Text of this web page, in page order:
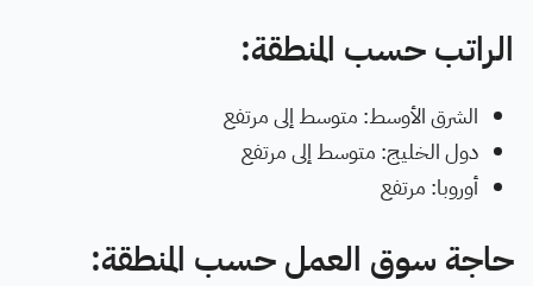
الراتب حسب المنطقة:
الشرق الأوسط: متوسط إلى مرتفع
دول الخليج: متوسط إلى مرتفع
أوروبا: مرتفع
حاجة سوق العمل حسب المنطقة: